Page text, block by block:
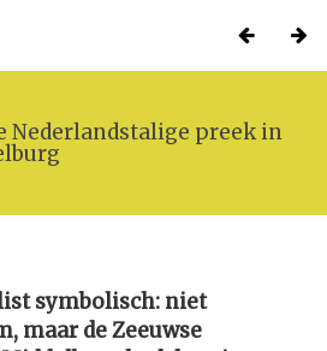
Nederlandstalige preek in
symbolisch: niet
maar de Zeeuwse